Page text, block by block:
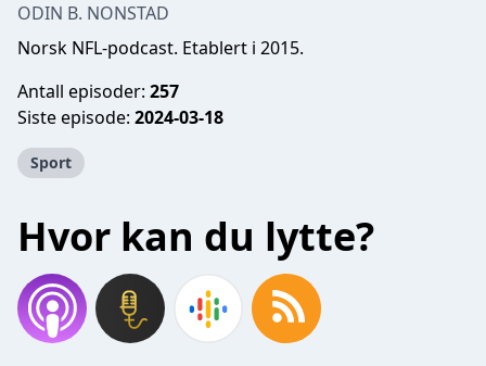
ODIN B. NONSTAD
Norsk NFL-podcast. Etablert i 2015.
Antall episoder: 257
Siste episode: 2024-03-18
Sport
Hvor kan du lytte?